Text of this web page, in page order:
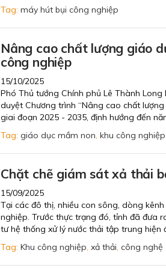
Tag: máy hút bụi công nghiệp
Nâng cao chất lượng giáo
công nghiệp
15/10/2025
Phó Thủ tướng Chính phủ Lê Thành
duyệt Chương trình “Nâng cao chất
giai đoạn 2025 - 2035, định hướng đến
Tag: giáo dục mầm non, khu công nghiệp
Chặt chẽ giám sát xả thải
15/09/2025
Tại các đô thị, nhiều con sông, dòng
nghiệp. Trước thực trạng đó, tỉnh đã đưa
tư hệ thống xử lý nước thải tập trung
Tag: Khu công nghiệp, xả thải, công nghệ